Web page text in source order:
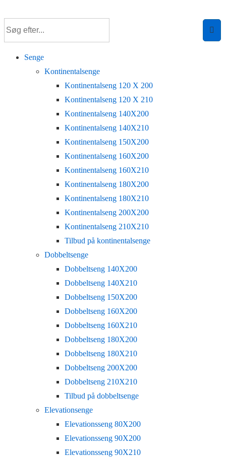
hovedindhold
Senge
Kontinentalsenge
Kontinentalseng 120 X 200
Kontinentalseng 120 X 210
Kontinentalseng 140X200
Kontinentalseng 140X210
Kontinentalseng 150X200
Kontinentalseng 160X200
Kontinentalseng 160X210
Kontinentalseng 180X200
Kontinentalseng 180X210
Kontinentalseng 200X200
Kontinentalseng 210X210
Tilbud på kontinentalsenge
Dobbeltsenge
Dobbeltseng 140X200
Dobbeltseng 140X210
Dobbeltseng 150X200
Dobbeltseng 160X200
Dobbeltseng 160X210
Dobbeltseng 180X200
Dobbeltseng 180X210
Dobbeltseng 200X200
Dobbeltseng 210X210
Tilbud på dobbeltsenge
Elevationsenge
Elevationsseng 80X200
Elevationsseng 90X200
Elevationsseng 90X210